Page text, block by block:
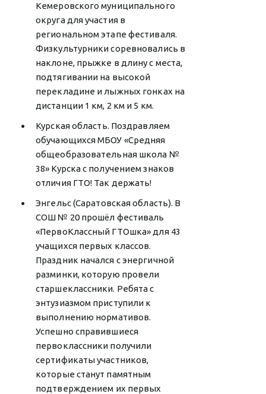
Кемеровского муниципального
округа для участия в
региональном этапе фестиваля.
Физкультурники соревновались в
наклоне, прыжке в длину с места,
подтягивании на высокой
перекладине и лыжных гонках на
дистанции 1 км, 2 км и 5 км.
Курская область. Поздравляем
обучающихся МБОУ «Средняя
общеобразовательная школа №
38» Курска с получением знаков
отличия ГТО! Так держать!
Энгельс (Саратовская область). В
СОШ № 20 прошёл фестиваль
«ПервоКлассный ГТОшка» для 43
учащихся первых классов.
Праздник начался с энергичной
разминки, которую провели
старшеклассники. Ребята с
энтузиазмом приступили к
выполнению нормативов.
Успешно справившиеся
первоклассники получили
сертификаты участников,
которые станут памятным
подтверждением их первых